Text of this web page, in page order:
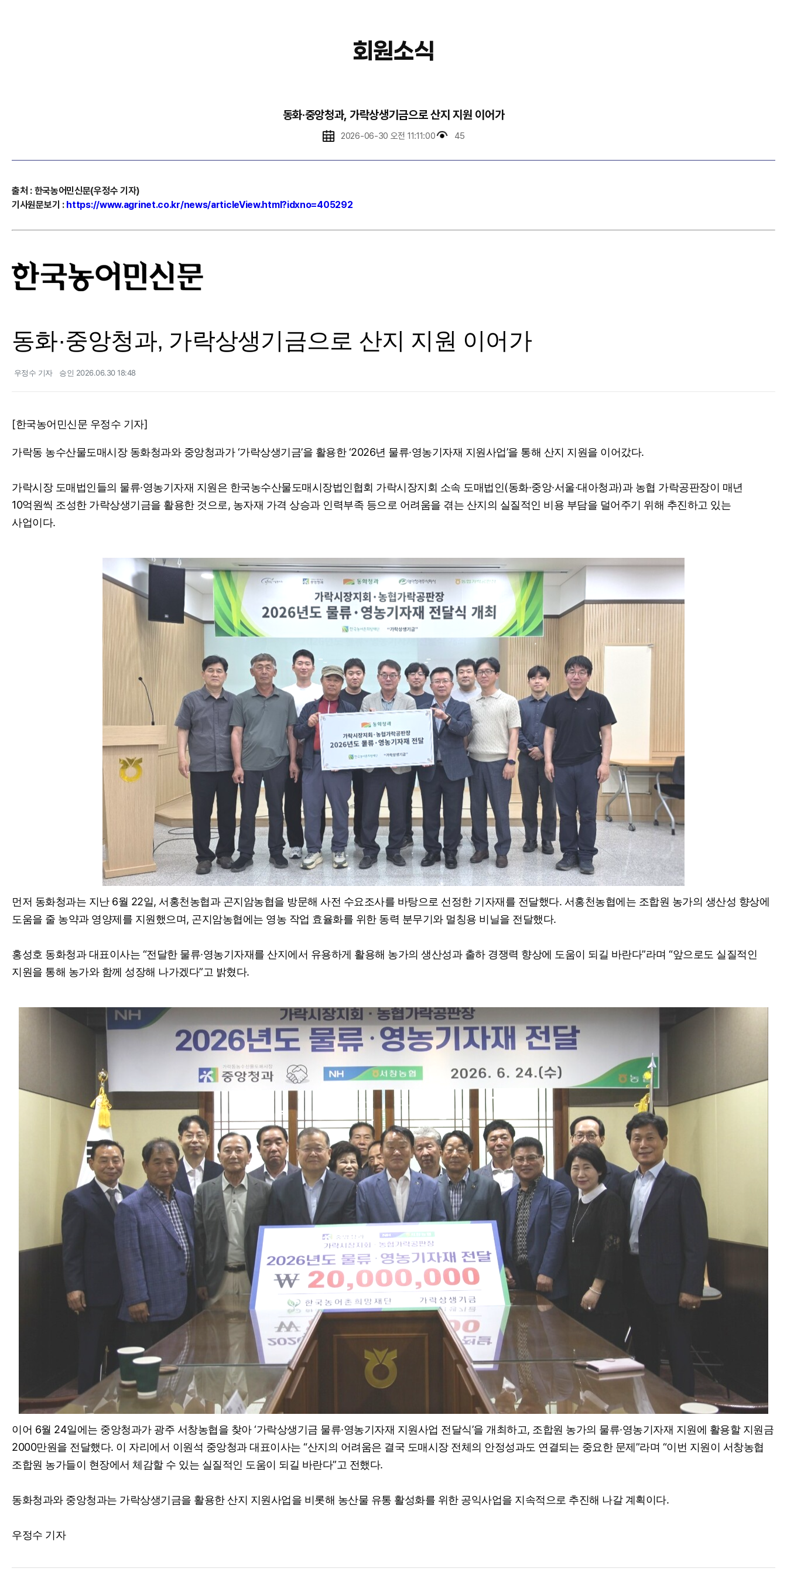
회원소식
동화·중앙청과, 가락상생기금으로 산지 지원 이어가
2026-06-30 오전 11:11:00 45
출처 : 한국농어민신문(우정수 기자)
기사원문보기 : https://www.agrinet.co.kr/news/articleView.html?idxno=405292
동화·중앙청과, 가락상생기금으로 산지 지원 이어가
우정수 기자 승인 2026.06.30 18:48
[한국농어민신문 우정수 기자]
가락동 농수산물도매시장 동화청과와 중앙청과가 ‘가락상생기금’을 활용한 ‘2026년 물류·영농기자재 지원사업’을 통해 산지 지원을 이어갔다.
가락시장 도매법인들의 물류·영농기자재 지원은 한국농수산물도매시장법인협회 가락시장지회 소속 도매법인(동화·중앙·서울·대아청과)과 농협 가락공판장이 매년
10억원씩 조성한 가락상생기금을 활용한 것으로, 농자재 가격 상승과 인력부족 등으로 어려움을 겪는 산지의 실질적인 비용 부담을 덜어주기 위해 추진하고 있는
사업이다.
먼저 동화청과는 지난 6월 22일, 서홍천농협과 곤지암농협을 방문해 사전 수요조사를 바탕으로 선정한 기자재를 전달했다. 서홍천농협에는 조합원 농가의 생산성 향상에
도움을 줄 농약과 영양제를 지원했으며, 곤지암농협에는 영농 작업 효율화를 위한 동력 분무기와 멀칭용 비닐을 전달했다.
홍성호 동화청과 대표이사는 “전달한 물류·영농기자재를 산지에서 유용하게 활용해 농가의 생산성과 출하 경쟁력 향상에 도움이 되길 바란다”라며 “앞으로도 실질적인
지원을 통해 농가와 함께 성장해 나가겠다”고 밝혔다.
이어 6월 24일에는 중앙청과가 광주 서창농협을 찾아 ‘가락상생기금 물류·영농기자재 지원사업 전달식’을 개최하고, 조합원 농가의 물류·영농기자재 지원에 활용할 지원금
2000만원을 전달했다. 이 자리에서 이원석 중앙청과 대표이사는 “산지의 어려움은 결국 도매시장 전체의 안정성과도 연결되는 중요한 문제”라며 “이번 지원이 서창농협
조합원 농가들이 현장에서 체감할 수 있는 실질적인 도움이 되길 바란다”고 전했다.
동화청과와 중앙청과는 가락상생기금을 활용한 산지 지원사업을 비롯해 농산물 유통 활성화를 위한 공익사업을 지속적으로 추진해 나갈 계획이다.
우정수 기자